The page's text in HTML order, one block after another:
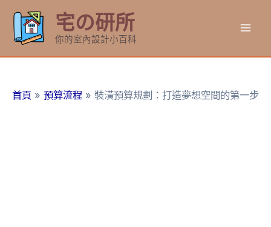
要
宅の研所
你的室內設計小百科
首頁 預算流程 裝潢預算規劃：打造夢想空間的第一步